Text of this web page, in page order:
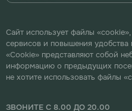
Сайт использует файлы
сервисов и повышения удобства
«Cookie» представляют собой
информацию о предыдущих
не хотите использовать файлы
ЗВОНИТЕ С 8.00 ДО 20.00